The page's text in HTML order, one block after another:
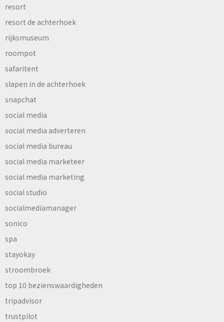
resort
resort de achterhoek
rijksmuseum
roompot
safaritent
slapen in de achterhoek
snapchat
social media
social media adverteren
social media bureau
social media marketeer
social media marketing
social studio
socialmediamanager
sonico
spa
stayokay
stroombroek
top 10 bezienswaardigheden
tripadvisor
trustpilot